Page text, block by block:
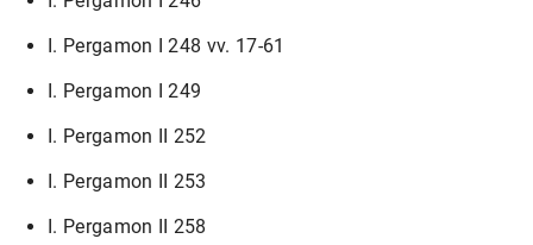
I. Pergamon I 248 vv. 17-61
I. Pergamon I 249
I. Pergamon II 252
I. Pergamon II 253
I. Pergamon II 258